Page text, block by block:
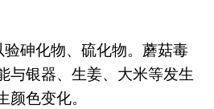
砷化物、硫化物。蘑菇毒
与银器、生姜、大米等发生
色变化。